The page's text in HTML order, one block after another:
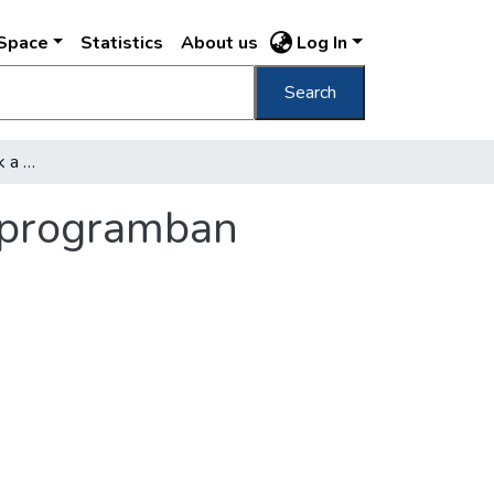
Statistics About us Log In
Search
Kiváló külföldi művészek a februári koncertprogramban